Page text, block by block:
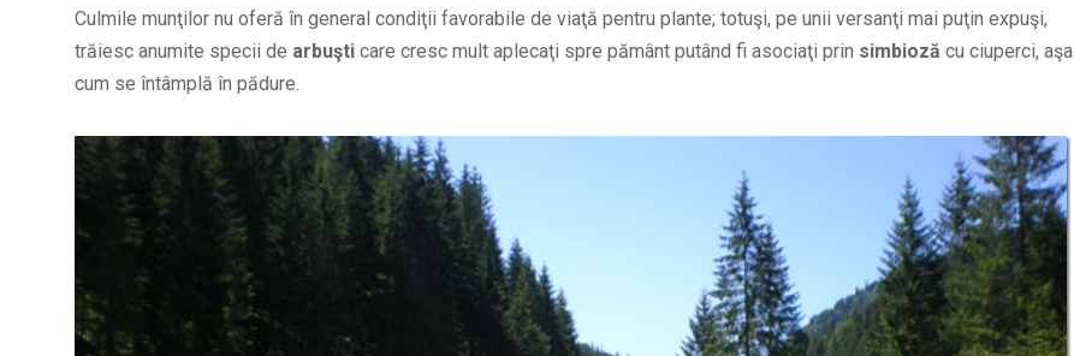
Culmile munţilor nu oferă în general condiţii favorabile de viaţă pentru plante; totuşi, pe unii versanţi mai puţin expuşi,
trăiesc anumite specii de arbuşti care cresc mult aplecaţi spre pământ putând fi asociaţi prin simbioză cu ciuperci, aşa
cum se întâmplă în pădure.